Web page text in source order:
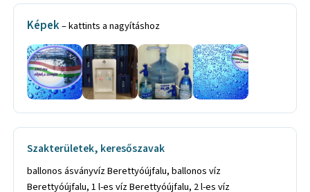
Képek– kattints a nagyításhoz
Szakterületek, keresőszavak
ballonos ásványvíz Berettyóújfalu, ballonos víz
Berettyóújfalu, 1 l-es víz Berettyóújfalu, 2 l-es víz